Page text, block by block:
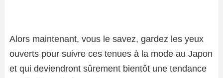
Alors maintenant, vous le savez, gardez les yeux
ouverts pour suivre ces tenues à la mode au Japon
et qui deviendront sûrement bientôt une tendance